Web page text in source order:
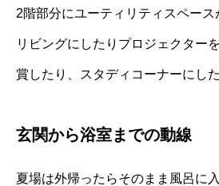
2階部分にユーティリティスペー
リビングにしたりプロジェクター
賞したり、スタディコーナーにし
玄関から浴室までの動線
夏場は外帰ったらそのまま風呂に